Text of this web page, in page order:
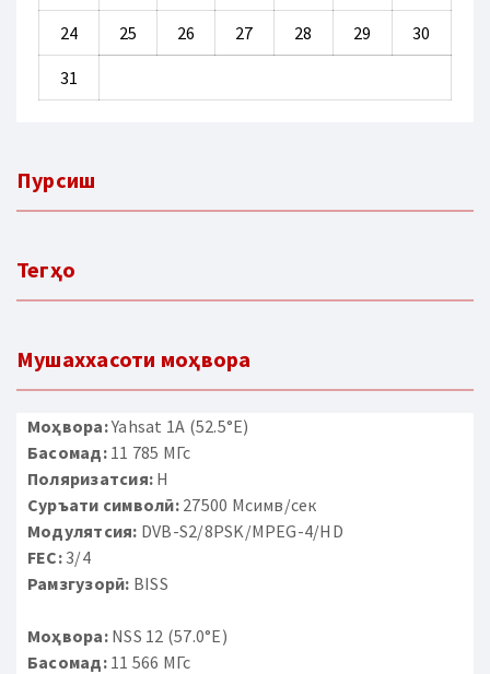
24 25 26 27 28 29 30
31
Пурсиш
Тегҳо
Мушаххасоти моҳвора
Моҳвора:Yahsat 1A (52.5°E)
Басомад:11 785 МГс
Поляризатсия: H
Суръати символӣ:27500 Мсимв/сек
Модулятсия: DVB-S2/8PSK/MPEG-4/HD
FEC:3/4
Рамзгузорӣ: BISS
Моҳвора:NSS 12 (57.0°E)
Басомад:11 566 МГс